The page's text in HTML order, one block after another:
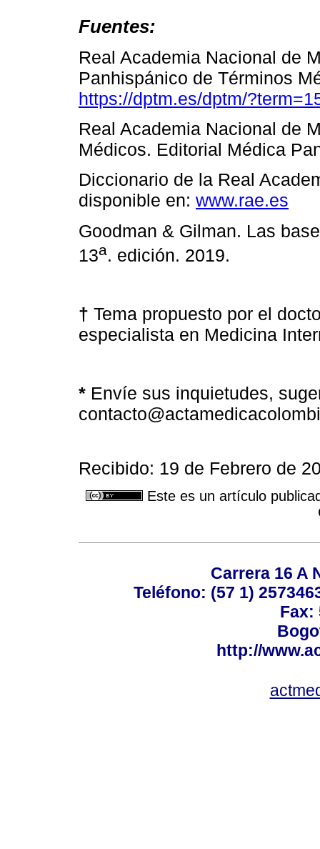
Fuentes:
Real Academia Nacional de
Panhispánico de Términos
https://dptm.es/dptm/
Real Academia Nacional de
Médicos. Editorial Médica
Diccionario de la Real
disponible en: www.rae.es
Goodman & Gilman. Las
13a. edición. 2019.
† Tema propuesto por el
especialista en Medicina
* Envíe sus inquietudes,
Recibido: 19 de Febrero de
Este es un artículo
Carrera 16 A
Teléfono: (57 1)
Fax:
http://